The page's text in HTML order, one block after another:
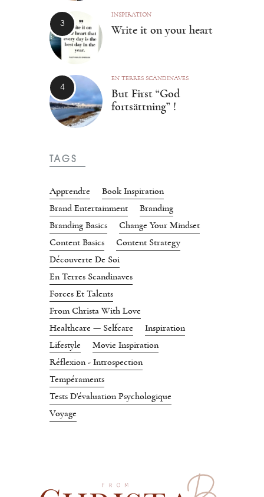
INSPIRATION
Write it on your heart
EN TERRES SCANDINAVES
But First “God
fortsättning” !
TAGS
Apprendre
Book Inspiration
Brand Entertainment
Branding
Branding Basics
Change Your Mindset
Content Basics
Content Strategy
Découverte De Soi
En Terres Scandinaves
Forces Et Talents
From Christa With Love
Healthcare — Selfcare
Inspiration
Lifestyle
Movie Inspiration
Réflexion - Introspection
Tempéraments
Tests D'évaluation Psychologique
Voyage